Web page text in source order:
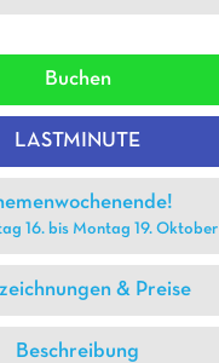
Buchen
LASTMINUTE
16. bis Montag 19. Oktober
& Preise
Beschreibung